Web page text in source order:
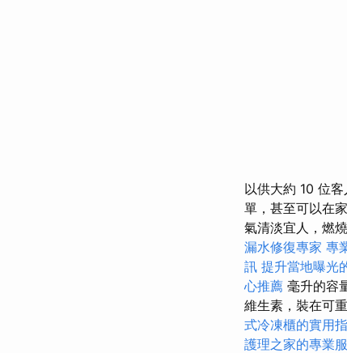
以供大約 10 位
單，甚至可以在
氣清淡宜人，燃
漏水修復專家 專
訊 提升當地曝光
心推薦 毫升的容
維生素，裝在可
式冷凍櫃的實用
護理之家的專業